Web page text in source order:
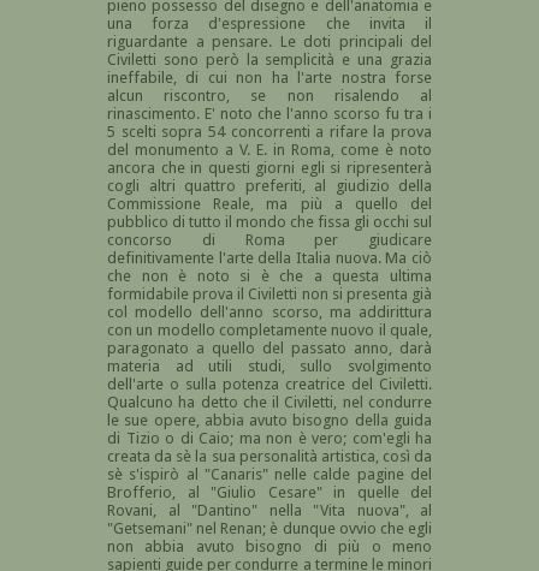
pieno possesso del disegno e dell'anatomia e
una forza d'espressione che invita il
riguardante a pensare. Le doti principali del
Civiletti sono però la semplicità e una grazia
ineffabile, di cui non ha l'arte nostra forse
alcun riscontro, se non risalendo al
rinascimento. E' noto che l'anno scorso fu tra i
5 scelti sopra 54 concorrenti a rifare la prova
del monumento a V. E. in Roma, come è noto
ancora che in questi giorni egli si ripresenterà
cogli altri quattro preferiti, al giudizio della
Commissione Reale, ma più a quello del
pubblico di tutto il mondo che fissa gli occhi sul
concorso di Roma per giudicare
definitivamente l'arte della Italia nuova. Ma ciò
che non è noto si è che a questa ultima
formidabile prova il Civiletti non si presenta già
col modello dell'anno scorso, ma addirittura
con un modello completamente nuovo il quale,
paragonato a quello del passato anno, darà
materia ad utili studi, sullo svolgimento
dell'arte o sulla potenza creatrice del Civiletti.
Qualcuno ha detto che il Civiletti, nel condurre
le sue opere, abbia avuto bisogno della guida
di Tizio o di Caio; ma non è vero; com'egli ha
creata da sè la sua personalità artistica, così da
sè s'ispirò al "Canaris" nelle calde pagine del
Brofferio, al "Giulio Cesare" in quelle del
Rovani, al "Dantino" nella "Vita nuova", al
"Getsemani" nel Renan; è dunque ovvio che egli
non abbia avuto bisogno di più o meno
sapienti guide per condurre a termine le minori